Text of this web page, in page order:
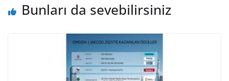
Bunları da sevebilirsiniz